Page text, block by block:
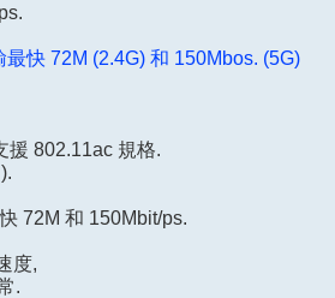
快 72M (2.4G) 和 150Mbos. (5G)
援 802.11ac 規格.
72M 和 150Mbit/ps.
度,
.